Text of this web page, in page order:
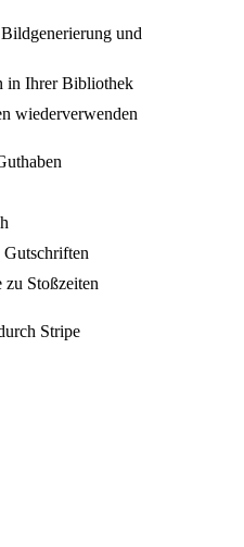
und
in Ihrer Bibliothek
wiederverwenden
zu Stoßzeiten
Stripe